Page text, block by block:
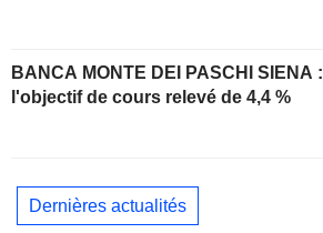
BANCA MONTE DEI PASCHI SIENA :
l'objectif de cours relevé de 4,4 %
Dernières actualités